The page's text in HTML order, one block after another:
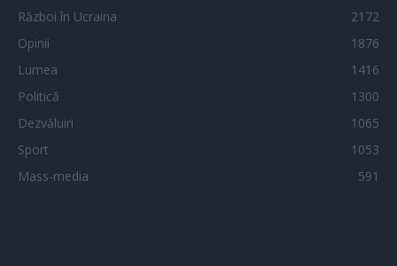
Război în Ucraina
2172
Opinii
1876
Lumea
1416
Politică
1300
Dezvăluiri
1065
Sport
1053
Mass-media
591